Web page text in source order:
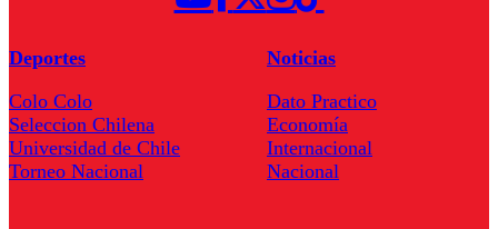
Deportes
Colo Colo
Seleccion Chilena
Universidad de Chile
Torneo Nacional
Noticias
Dato Practico
Economía
Internacional
Nacional